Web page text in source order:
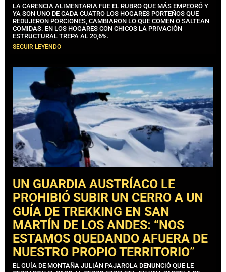
LA CARENCIA ALIMENTARIA FUE EL RUBRO QUE MÁS EMPEORÓ Y
YA SON UNO DE CADA CUATRO LOS HOGARES PORTEÑOS QUE
REDUJERON PORCIONES, CAMBIARON LO QUE COMEN O SALTEAN
COMIDAS. EN LOS HOGARES CON CHICOS LA PRIVACIÓN
ESTRUCTURAL TREPA AL 20,6%.
SEGUIR LEYENDO
UN GUARDIA AUSTRÍACO LE
PROHIBIÓ SUBIR UN CERRO A UN
GUÍA DE TREKKING EN SAN
MARTÍN DE LOS ANDES: “NOS
ESTAMOS QUEDANDO AFUERA DE
NUESTRO PROPIO TERRITORIO”
EL GUÍA DE MONTAÑA JULIÁN PAJAROLA DENUNCIÓ QUE LE